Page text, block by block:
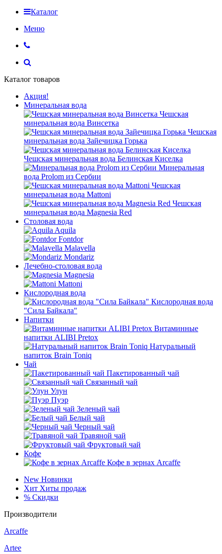
Каталог
Меню
Каталог товаров
Акция!
Минеральная вода
Чешская
минеральная вода Винсетка
Чешская
минеральная вода Зайечицка Горька
Чешская минеральная вода Белинская Киселка
Минеральная
вода Prolom из Сербии
Чешская
минеральная вода Mattoni
Чешская
минеральная вода Magnesia Red
Столовая вода
Aquila
Fontdor
Malavella
Mondariz
Лечебно-столовая вода
Magnesia
Mattoni
Кислородная вода
Кислородная вода
"Сила Байкала"
Напитки
Витаминные
напитки ALIBI Pretox
Натуральный
напиток Brain Toniq
Чай
Пакетированный чай
Связанный чай
Улун
Пуэр
Зеленый чай
Белый чай
Черный чай
Травяной чай
Фруктовый чай
Кофе
Кофе в зернах Arcaffe
New Новинки
Хит Хиты продаж
% Скидки
Производители
Arcaffe
Artee